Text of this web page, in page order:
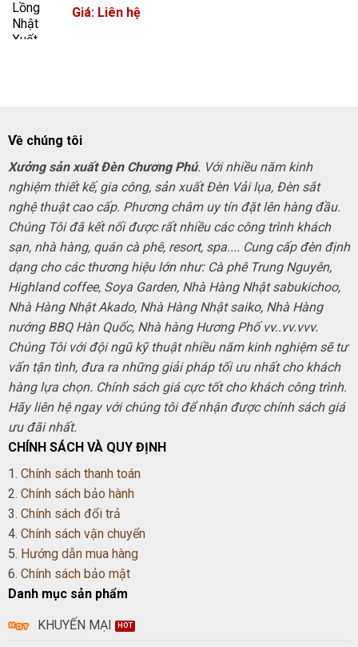
Giá: Liên hệ
Về chúng tôi
Xưởng sản xuất Đèn Chương Phú. Với nhiều năm kinh
nghiệm thiết kế, gia công, sản xuất Đèn Vải lụa, Đèn sắt
nghệ thuật cao cấp. Phương châm uy tín đặt lên hàng đầu.
Chúng Tôi đã kết nối được rất nhiều các công trình khách
sạn, nhà hàng, quán cà phê, resort, spa.... Cung cấp đèn định
dạng cho các thương hiệu lớn như: Cà phê Trung Nguyên,
Highland coffee, Soya Garden, Nhà Hàng Nhật sabukichoo,
Nhà Hàng Nhật Akado, Nhà Hàng Nhật saiko, Nhà Hàng
nướng BBQ Hàn Quốc, Nhà hàng Hương Phố vv..vv.vvv.
Chúng Tôi với đội ngũ kỹ thuật nhiều năm kinh nghiệm sẽ tư
vấn tận tình, đưa ra những giải pháp tối ưu nhất cho khách
hàng lựa chọn. Chính sách giá cực tốt cho khách công trình.
Hãy liên hệ ngay với chúng tôi để nhận được chính sách giá
ưu đãi nhất.
CHÍNH SÁCH VÀ QUY ĐỊNH
1. Chính sách thanh toán
2. Chính sách bảo hành
3. Chính sách đổi trả
4. Chính sách vận chuyển
5. Hướng dẫn mua hàng
6. Chính sách bảo mật
Danh mục sản phẩm
KHUYẾN MẠI